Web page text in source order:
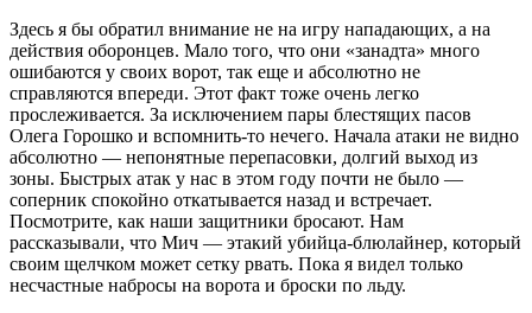
Здесь я бы обратил внимание не на игру нападающих, а на
действия оборонцев. Мало того, что они «занадта» много
ошибаются у своих ворот, так еще и абсолютно не
справляются впереди. Этот факт тоже очень легко
прослеживается. За исключением пары блестящих пасов
Олега Горошко и вспомнить-то нечего. Начала атаки не видно
абсолютно — непонятные перепасовки, долгий выход из
зоны. Быстрых атак у нас в этом году почти не было —
соперник спокойно откатывается назад и встречает.
Посмотрите, как наши защитники бросают. Нам
рассказывали, что Мич — этакий убийца-блюлайнер, который
своим щелчком может сетку рвать. Пока я видел только
несчастные набросы на ворота и броски по льду.